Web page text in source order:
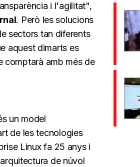
i l'agilitat",
. Però les solucions
sectors tan diferents
aquest dimarts es
comptarà amb més de
un model
de les tecnologies
Linux fa 25 anys i
de núvol